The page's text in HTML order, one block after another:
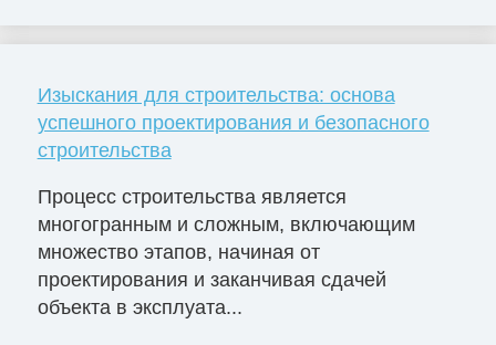
Изыскания для строительства: основа
успешного проектирования и безопасного
строительства
Процесс строительства является
многогранным и сложным, включающим
множество этапов, начиная от
проектирования и заканчивая сдачей
объекта в эксплуата...